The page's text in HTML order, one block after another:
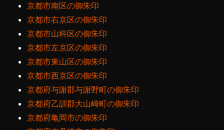
京都市南区の御朱印
京都市右京区の御朱印
京都市山科区の御朱印
京都市左京区の御朱印
京都市東山区の御朱印
京都市西京区の御朱印
京都府与謝郡与謝野町の御朱印
京都府乙訓郡大山崎町の御朱印
京都府亀岡市の御朱印